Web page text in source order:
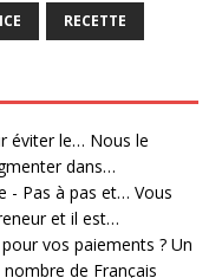
RECETTE
éviter le… Nous le
dans…
- Pas à pas et… Vous
et il est…
vos paiements ? Un
de Français